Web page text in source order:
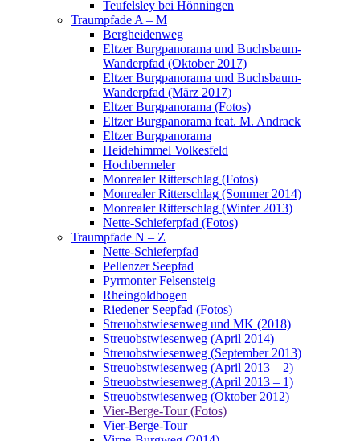
Teufelsley bei Hönningen
Traumpfade A – M
Bergheidenweg
Eltzer Burgpanorama und Buchsbaum-
Wanderpfad (Oktober 2017)
Eltzer Burgpanorama und Buchsbaum-
Wanderpfad (März 2017)
Eltzer Burgpanorama (Fotos)
Eltzer Burgpanorama feat. M. Andrack
Eltzer Burgpanorama
Heidehimmel Volkesfeld
Hochbermeler
Monrealer Ritterschlag (Fotos)
Monrealer Ritterschlag (Sommer 2014)
Monrealer Ritterschlag (Winter 2013)
Nette-Schieferpfad (Fotos)
Traumpfade N – Z
Nette-Schieferpfad
Pellenzer Seepfad
Pyrmonter Felsensteig
Rheingoldbogen
Riedener Seepfad (Fotos)
Streuobstwiesenweg und MK (2018)
Streuobstwiesenweg (April 2014)
Streuobstwiesenweg (September 2013)
Streuobstwiesenweg (April 2013 – 2)
Streuobstwiesenweg (April 2013 – 1)
Streuobstwiesenweg (Oktober 2012)
Vier-Berge-Tour (Fotos)
Vier-Berge-Tour